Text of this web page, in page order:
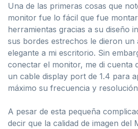
Una de las primeras cosas que
monitor fue lo fácil que fue
herramientas gracias a su diseño
sus bordes estrechos le dieron
elegante a mi escritorio. Sin
conectar el monitor, me di cuenta
un cable display port de 1.4 para
máximo su frecuencia y
A pesar de esta pequeña
decir que la calidad de imagen del